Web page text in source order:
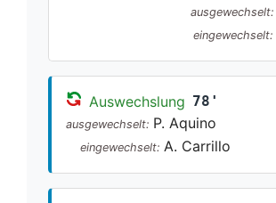
ausgewechselt:
eingewechselt:
Auswechslung 78'
ausgewechselt: P. Aquino
eingewechselt: A. Carrillo